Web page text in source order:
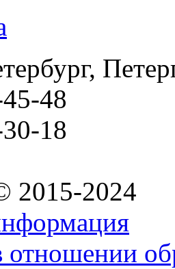
48
18
2015-2024
отношении